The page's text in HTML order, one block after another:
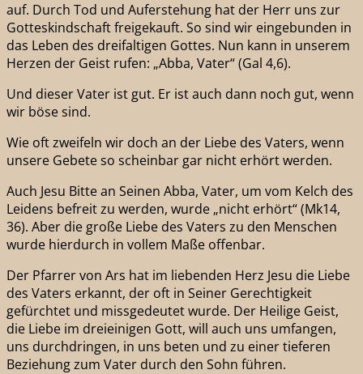
auf. Durch Tod und Auferstehung hat der Herr uns zur
Gotteskindschaft freigekauft. So sind wir eingebunden in
das Leben des dreifaltigen Gottes. Nun kann in unserem
Herzen der Geist rufen: „Abba, Vater“ (Gal 4,6).
Und dieser Vater ist gut. Er ist auch dann noch gut, wenn
wir böse sind.
Wie oft zweifeln wir doch an der Liebe des Vaters, wenn
unsere Gebete so scheinbar gar nicht erhört werden.
Auch Jesu Bitte an Seinen Abba, Vater, um vom Kelch des
Leidens befreit zu werden, wurde „nicht erhört“ (Mk14,
36). Aber die große Liebe des Vaters zu den Menschen
wurde hierdurch in vollem Maße offenbar.
Der Pfarrer von Ars hat im liebenden Herz Jesu die Liebe
des Vaters erkannt, der oft in Seiner Gerechtigkeit
gefürchtet und missgedeutet wurde. Der Heilige Geist,
die Liebe im dreieinigen Gott, will auch uns umfangen,
uns durchdringen, in uns beten und zu einer tieferen
Beziehung zum Vater durch den Sohn führen.